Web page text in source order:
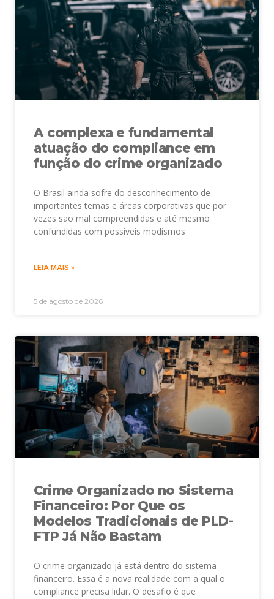
A complexa e fundamental
atuação do compliance em
função do crime organizado
O Brasil ainda sofre do desconhecimento de
importantes temas e áreas corporativas que por
vezes são mal compreendidas e até mesmo
confundidas com possíveis modismos
LEIA MAIS »
5 de agosto de 2026
Crime Organizado no Sistema
Financeiro: Por Que os
Modelos Tradicionais de PLD-
FTP Já Não Bastam
O crime organizado já está dentro do sistema
financeiro. Essa é a nova realidade com a qual o
compliance precisa lidar. O desafio é que